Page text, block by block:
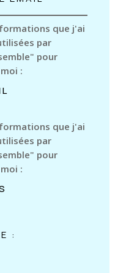
que j'ai
par
pour
:
que j'ai
par
pour
: